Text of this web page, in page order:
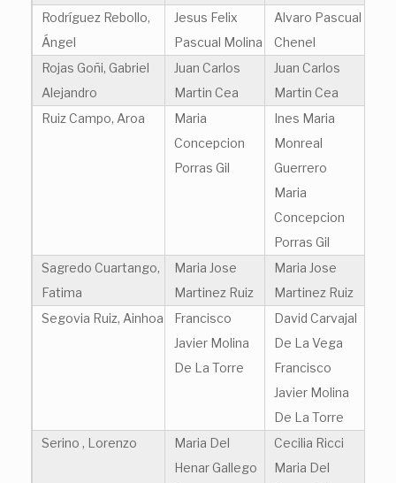
Rodríguez Rebollo,
Ángel
Jesus Felix
Pascual Molina
Alvaro Pascual
Chenel
Rojas Goñi, Gabriel
Alejandro
Juan Carlos
Martin Cea
Juan Carlos
Martin Cea
Ruiz Campo, Aroa
Maria
Concepcion
Porras Gil
Ines Maria
Monreal
Guerrero
Maria
Concepcion
Porras Gil
Sagredo Cuartango,
Fatima
Maria Jose
Martinez Ruiz
Maria Jose
Martinez Ruiz
Segovia Ruiz, Ainhoa
Francisco
Javier Molina
De La Torre
David Carvajal
De La Vega
Francisco
Javier Molina
De La Torre
Serino , Lorenzo
Maria Del
Henar Gallego
Cecilia Ricci
Maria Del